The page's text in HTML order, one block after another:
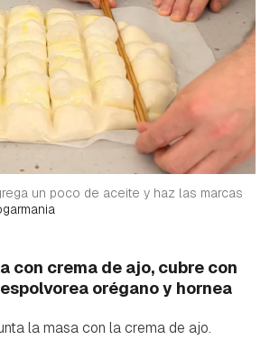
un poco de aceite y haz las marcas
con crema de ajo, cubre con
orégano y hornea
la masa con la crema de ajo.